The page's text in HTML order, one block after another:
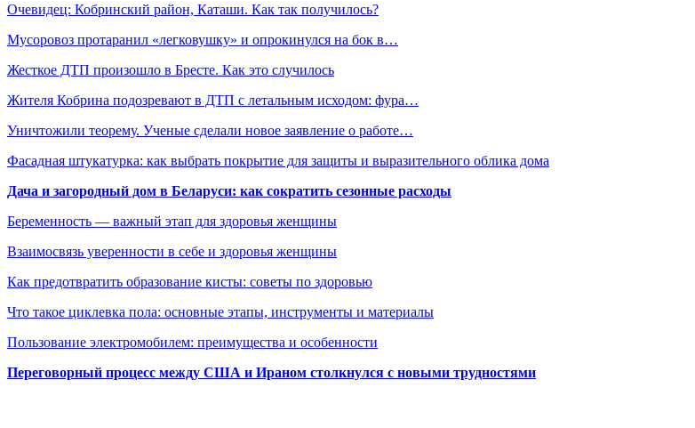
Очевидец: Кобринский район, Каташи. Как так получилось?
Мусоровоз протаранил «легковушку» и опрокинулся на бок в…
Жесткое ДТП произошло в Бресте. Как это случилось
Жителя Кобрина подозревают в ДТП с летальным исходом: фура…
Уничтожили теорему. Ученые сделали новое заявление о работе…
Фасадная штукатурка: как выбрать покрытие для защиты и выразительного облика дома
Дача и загородный дом в Беларуси: как сократить сезонные расходы
Беременность — важный этап для здоровья женщины
Взаимосвязь уверенности в себе и здоровья женщины
Как предотвратить образование кисты: советы по здоровью
Что такое циклевка пола: основные этапы, инструменты и материалы
Пользование электромобилем: преимущества и особенности
Переговорный процесс между США и Ираном столкнулся с новыми трудностями